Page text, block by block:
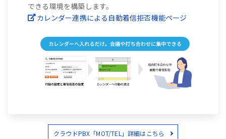
できる環境を構築します。
カレンダー連携による自動着信拒否機能ページ
クラウドPBX「MOT/TEL」詳細はこちら